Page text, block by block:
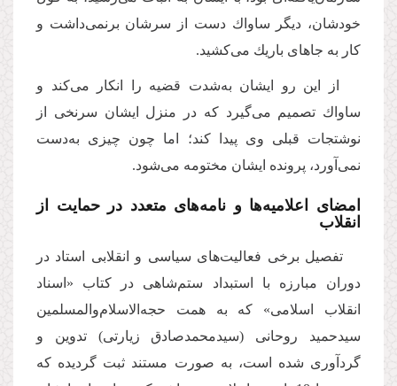
خودشان، دیگر ساواك دست از سرشان برنمى‌داشت و
كار به جاهاى باریك مى‌كشید.
از این رو ایشان به‌شدت قضیه را انكار مى‌كند و
ساواك تصمیم مى‌گیرد كه در منزل ایشان سرنخى از
نوشتجات قبلى وى پیدا كند؛ اما چون چیزى به‌دست
نمى‌آورد، پرونده ایشان مختومه مى‌شود.
امضای اعلامیه‌ها و نامه‌های متعدد در حمایت از
انقلاب
تفصیل برخى فعالیت‌هاى سیاسى و انقلابى استاد در
دوران مبارزه با استبداد ستم‌شاهى در كتاب «اسناد
انقلاب اسلامى» كه به همت حجه‌الاسلام‌والمسلمین
سیدحمید روحانى (سیدمحمدصادق زیارتى) تدوین و
گردآورى شده است، به صورت مستند ثبت گردیده كه